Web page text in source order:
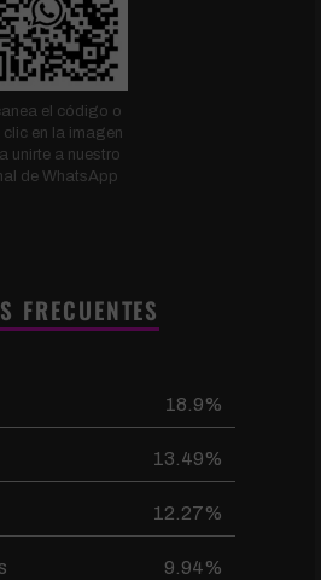
el código o
clic en la imagen
unirte a nuestro
de WhatsApp
FRECUENTES
18.9%
13.49%
12.27%
9.94%